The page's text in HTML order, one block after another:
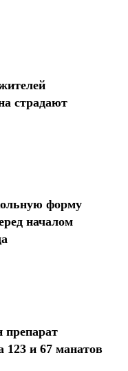
страдают
форму
началом
препарат
123 и 67 манатов